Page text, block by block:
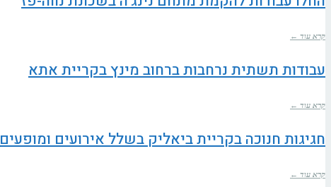
קרא עוד ←
עבודות תשתית נרחבות ברחוב מינץ בקריית אתא
קרא עוד ←
חגיגות חנוכה בקריית ביאליק בשלל אירועים ומופעים
קרא עוד ←